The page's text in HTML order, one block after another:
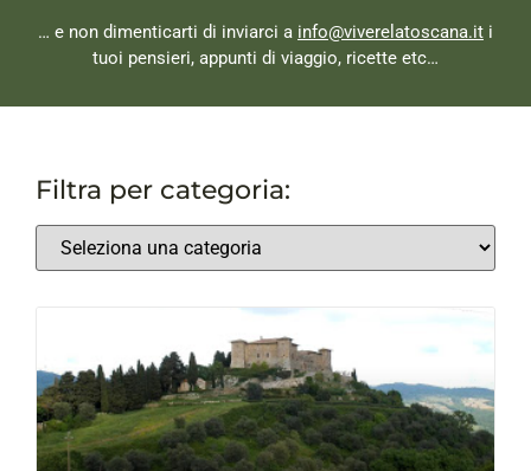
… e non dimenticarti di inviarci a info@viverelatoscana.it i
tuoi pensieri, appunti di viaggio, ricette etc…
Filtra per categoria: